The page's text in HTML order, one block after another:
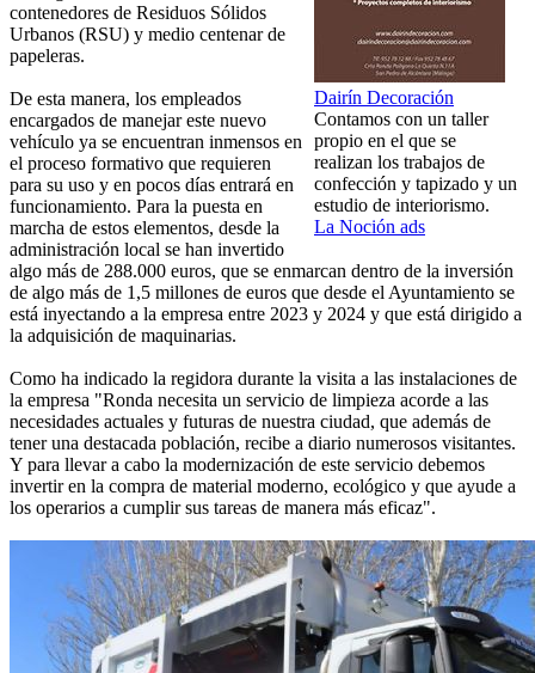
Dairín Decoración
Contamos con un taller
propio en el que se
realizan los trabajos de
confección y tapizado y un
estudio de interiorismo.
La Noción ads
contenedores de Residuos Sólidos
Urbanos (RSU) y medio centenar de
papeleras.
De esta manera, los empleados
encargados de manejar este nuevo
vehículo ya se encuentran inmensos en
el proceso formativo que requieren
para su uso y en pocos días entrará en
funcionamiento. Para la puesta en
marcha de estos elementos, desde la
administración local se han invertido
algo más de 288.000 euros, que se enmarcan dentro de la inversión
de algo más de 1,5 millones de euros que desde el Ayuntamiento se
está inyectando a la empresa entre 2023 y 2024 y que está dirigido a
la adquisición de maquinarias.
Como ha indicado la regidora durante la visita a las instalaciones de
la empresa "Ronda necesita un servicio de limpieza acorde a las
necesidades actuales y futuras de nuestra ciudad, que además de
tener una destacada población, recibe a diario numerosos visitantes.
Y para llevar a cabo la modernización de este servicio debemos
invertir en la compra de material moderno, ecológico y que ayude a
los operarios a cumplir sus tareas de manera más eficaz".